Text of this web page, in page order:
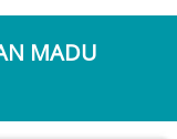
MADU